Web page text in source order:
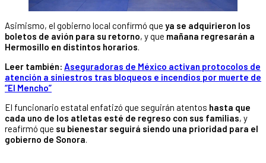
Asimismo, el gobierno local confirmó que ya se adquirieron los
boletos de avión para su retorno, y que mañana regresarán a
Hermosillo en distintos horarios.
Leer también: Aseguradoras de México activan protocolos de
atención a siniestros tras bloqueos e incendios por muerte de
“El Mencho”
El funcionario estatal enfatizó que seguirán atentos hasta que
cada uno de los atletas esté de regreso con sus familias, y
reafirmó que su bienestar seguirá siendo una prioridad para el
gobierno de Sonora.